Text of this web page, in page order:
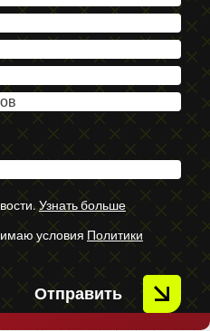
Узнать больше
условия Политики
Отправить